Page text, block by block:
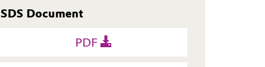
SDS Document
PDF